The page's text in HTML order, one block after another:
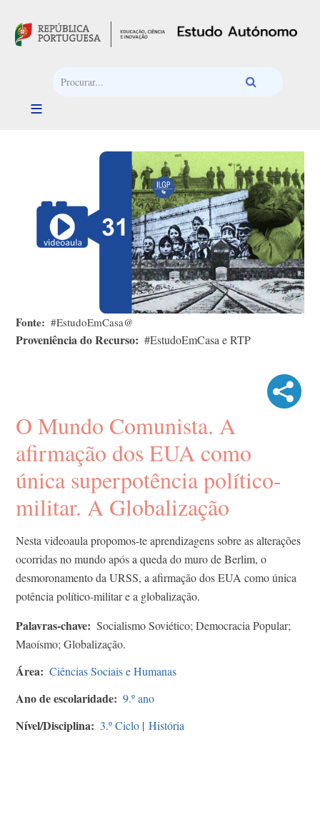
Fonte #EstudoEmCasa@
Proveniência do Recurso #EstudoEmCasa e RTP
O Mundo Comunista. A
afirmação dos EUA como
única superpotência político-
militar. A Globalização
Nesta videoaula propomos-te aprendizagens sobre as alterações
ocorridas no mundo após a queda do muro de Berlim, o
desmoronamento da URSS, a afirmação dos EUA como única
potência político-militar e a globalização.
Palavras-chave
Socialismo Soviético; Democracia Popular;
Maoísmo; Globalização.
Área Ciências Sociais e Humanas
Ano de escolaridade 9.º ano
Nível/Disciplina 3.º Ciclo | História